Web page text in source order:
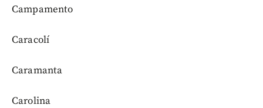
Campamento
Caracolí
Caramanta
Carolina